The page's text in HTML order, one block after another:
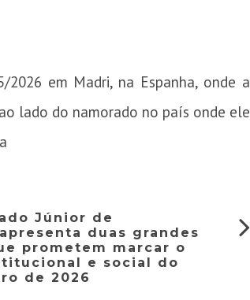
em Madri, na Espanha, onde a
lado do namorado no país onde ele
Júnior de
duas grandes
prometem marcar o
e social do
de 2026